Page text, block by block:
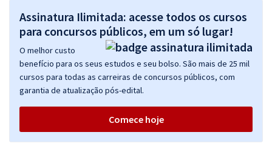
Assinatura Ilimitada: acesse todos os cursos
para concursos públicos, em um só lugar!
O melhor custo
benefício para os seus estudos e seu bolso. São mais de 25 mil
cursos para todas as carreiras de concursos públicos, com
garantia de atualização pós-edital.
Comece hoje